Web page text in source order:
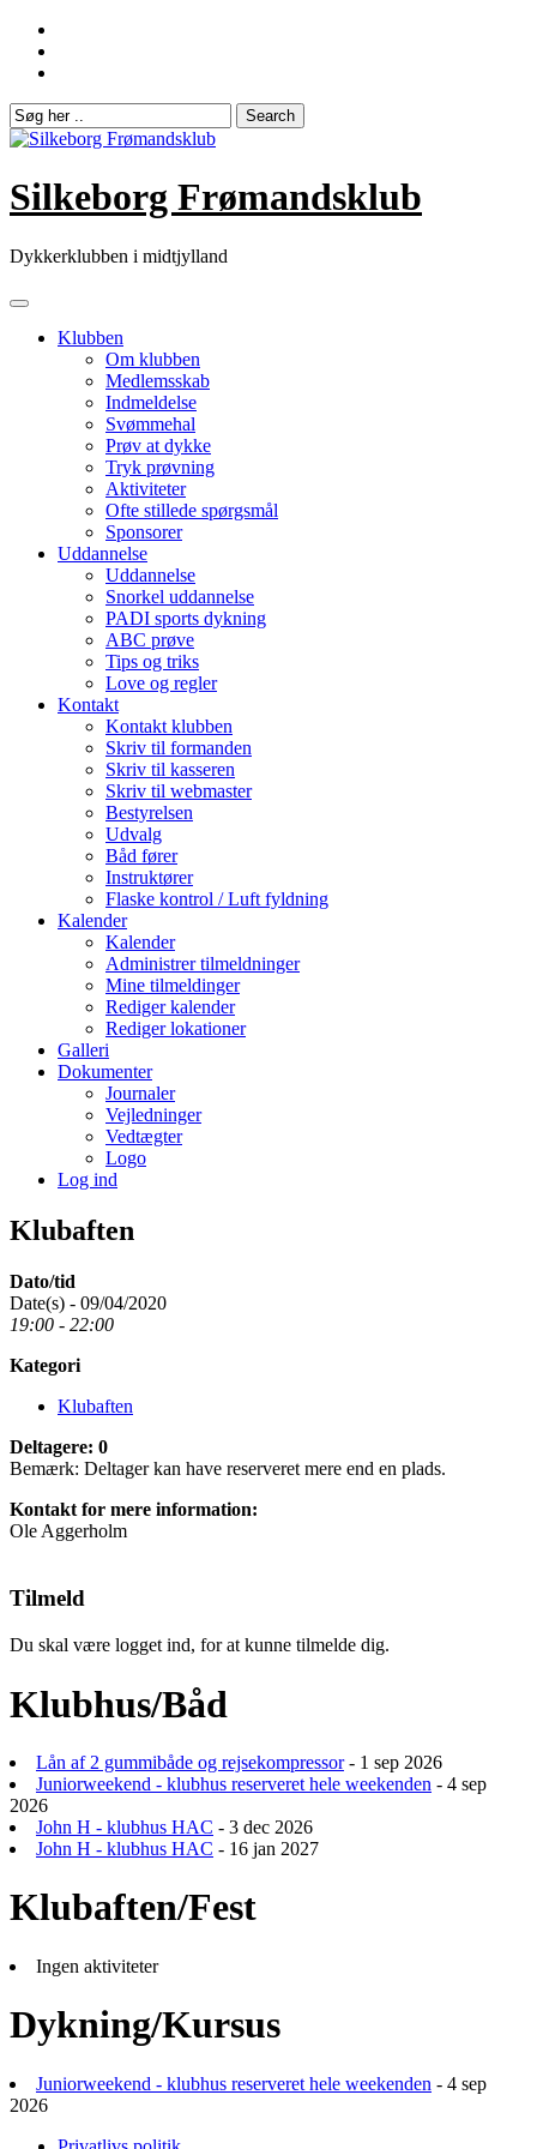
Skip
content
Silkeborg Frømandsklub
Dykkerklubben i midtjylland
Klubben
Om klubben
Medlemsskab
Indmeldelse
Svømmehal
Prøv at dykke
Tryk prøvning
Aktiviteter
Ofte stillede spørgsmål
Sponsorer
Uddannelse
Uddannelse
Snorkel uddannelse
PADI sports dykning
ABC prøve
Tips og triks
Love og regler
Kontakt
Kontakt klubben
Skriv til formanden
Skriv til kasseren
Skriv til webmaster
Bestyrelsen
Udvalg
Båd fører
Instruktører
Flaske kontrol / Luft fyldning
Kalender
Kalender
Administrer tilmeldninger
Mine tilmeldinger
Rediger kalender
Rediger lokationer
Galleri
Dokumenter
Journaler
Vejledninger
Vedtægter
Logo
Log ind
Klubaften
Dato/tid
Date(s) - 09/04/2020
19:00 - 22:00
Kategori
Klubaften
Deltagere: 0
Bemærk: Deltager kan have reserveret mere end en plads.
Kontakt for mere information:
Ole Aggerholm
Tilmeld
Du skal være logget ind, for at kunne tilmelde dig.
Klubhus/Båd
Lån af 2 gummibåde og rejsekompressor- 1 sep 2026
Juniorweekend - klubhus reserveret hele weekenden - 4 sep
2026
John H - klubhus HAC - 3 dec 2026
John H - klubhus HAC - 16 jan 2027
Klubaften/Fest
Ingen aktiviteter
Dykning/Kursus
Juniorweekend - klubhus reserveret hele weekenden - 4 sep
2026